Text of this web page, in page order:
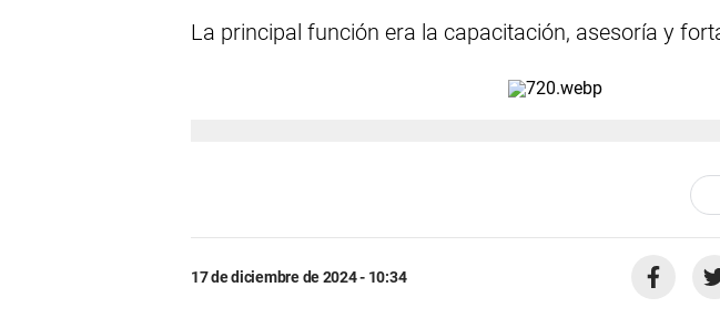
La principal función era la capacitación, asesoría y
17 de diciembre de 2024 - 10:34